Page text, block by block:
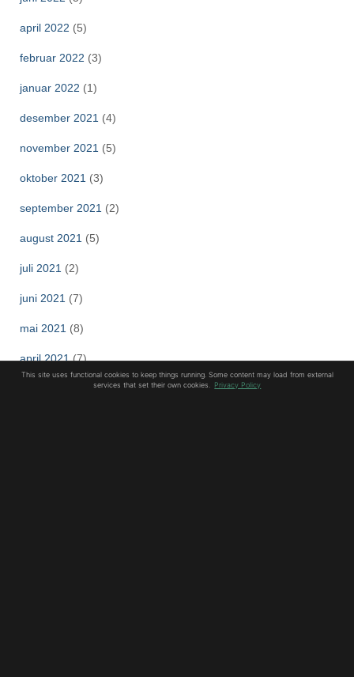
april 2022 (5)
februar 2022 (3)
januar 2022 (1)
desember 2021 (4)
november 2021 (5)
oktober 2021 (3)
september 2021 (2)
august 2021 (5)
juli 2021 (2)
juni 2021 (7)
mai 2021 (8)
april 2021(7)
This site uses functional cookies to keep things running. Some content may load from external
services that set their own cookies.
Privacy Policy